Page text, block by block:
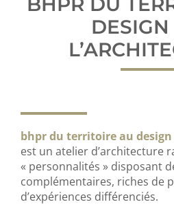
DESIGN
bhpr du territoire au
est un atelier d’architecture
« personnalités » disposant
complémentaires, riches de
d’expériences différenciés.